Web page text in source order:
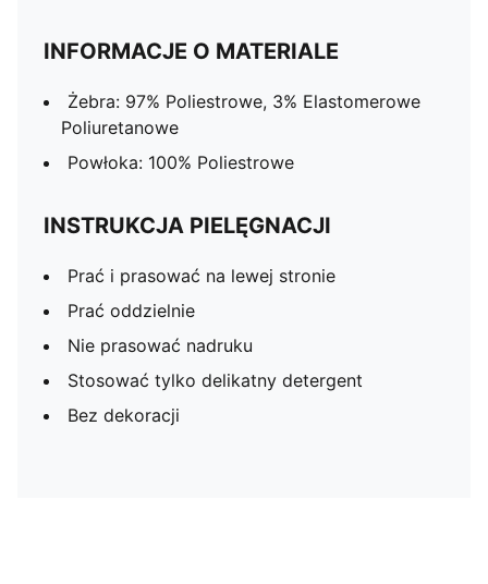
INFORMACJE O MATERIALE
Żebra: 97% Poliestrowe, 3% Elastomerowe
Poliuretanowe
Powłoka: 100% Poliestrowe
INSTRUKCJA PIELĘGNACJI
Prać i prasować na lewej stronie
Prać oddzielnie
Nie prasować nadruku
Stosować tylko delikatny detergent
Bez dekoracji